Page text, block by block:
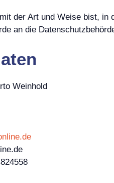
der Art und Weise bist, in
an die
Weinhold